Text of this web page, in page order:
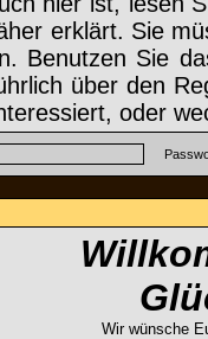
erklärt. Sie
Benutzen Sie
über den
oder
Wir wünsche